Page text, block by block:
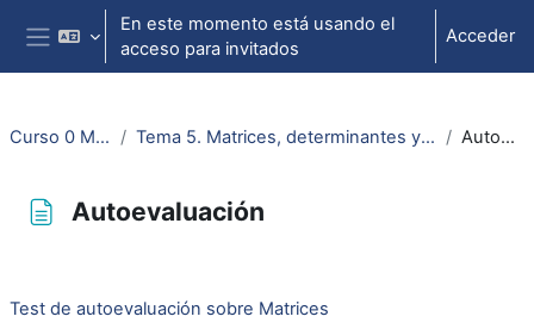
Salta al contenido principal
Panel lateral
En este momento está usando el
acceso para invitados
Acceder
Curso 0 Matem ADE... Tema 5. Matrices, determinantes y sistemas de ecuaciones lineales Autoevaluación
Autoevaluación
Test de autoevaluación sobre Matrices